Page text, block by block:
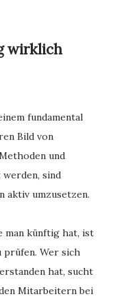
wirklich
fundamental
Bild von
und
sind
aktiv umzusetzen.
man künftig hat, ist
prüfen. Wer sich
hat, sucht
Mitarbeitern bei